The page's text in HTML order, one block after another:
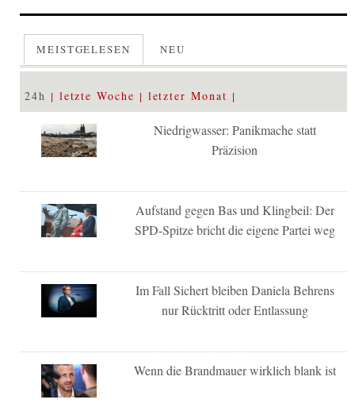
MEISTGELESEN NEU
24h letzte Woche letzter Monat
Niedrigwasser: Panikmache statt
Präzision
Aufstand gegen Bas und Klingbeil: Der
SPD-Spitze bricht die eigene Partei weg
Im Fall Sichert bleiben Daniela Behrens
nur Rücktritt oder Entlassung
Wenn die Brandmauer wirklich blank ist